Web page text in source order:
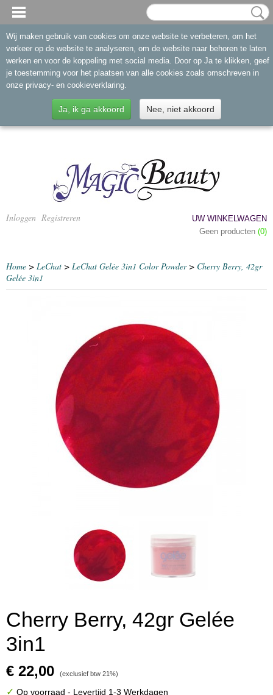
Inloggen Registreren
UW WINKELWAGEN
Geen producten (0)
Home > LeChat > LeChat Gelée 3in1 Color Powder> Cherry Berry, 42gr
Gelée 3in1
Cherry Berry, 42gr Gelée
3in1
€ 22,00 (exclusief btw 21%)
✓ Op voorraad - Levertijd 1-3 Werkdagen
Wij maken gebruik van cookies om onze website te verbeteren, om het
verkeer op de website te analyseren, om de website naar behoren te laten
werken en voor de koppeling met social media. Door op Ja te klikken, geef
je toestemming voor het plaatsen van alle cookies zoals omschreven in
onze privacy- en cookieverklaring.
Ja, ik ga akkoord Nee, niet akkoord